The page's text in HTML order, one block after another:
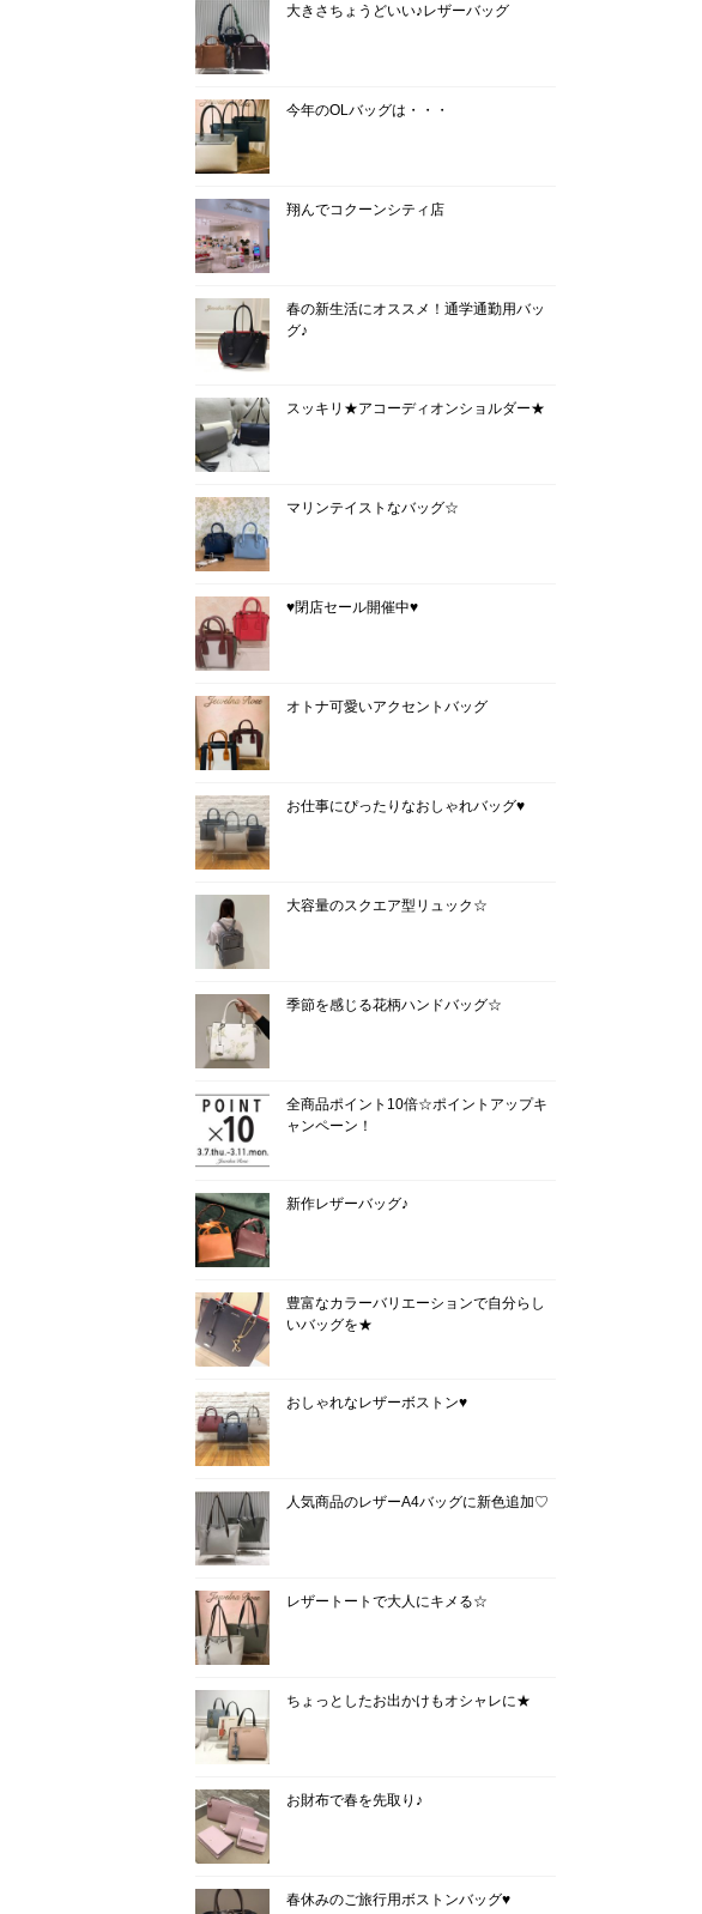
大きさちょうどいい♪レザーバッグ
今年のOLバッグは・・・
翔んでコクーンシティ店
春の新生活にオススメ！通学通勤用バッ
グ♪
スッキリ★アコーディオンショルダー★
マリンテイストなバッグ☆
♥閉店セール開催中♥
オトナ可愛いアクセントバッグ
お仕事にぴったりなおしゃれバッグ♥
大容量のスクエア型リュック☆
季節を感じる花柄ハンドバッグ☆
全商品ポイント10倍☆ポイントアップキ
ャンペーン！
新作レザーバッグ♪
豊富なカラーバリエーションで自分らし
いバッグを★
おしゃれなレザーボストン♥
人気商品のレザーA4バッグに新色追加♡
レザートートで大人にキメる☆
ちょっとしたお出かけもオシャレに★
お財布で春を先取り♪
春休みのご旅行用ボストンバッグ♥